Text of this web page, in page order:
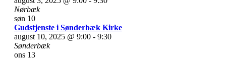
Nørbæk
søn 10
Gudstjenste i Sønderbæk Kirke
august 10, 2025 @ 9:00- 9:30
Sønderbæk
ons 13